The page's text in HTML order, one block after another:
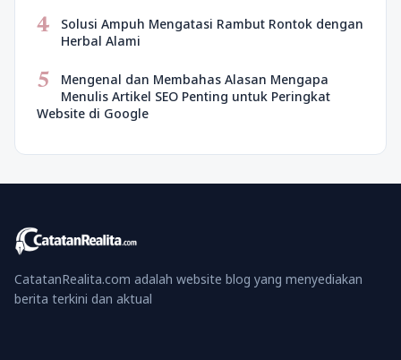
4
Solusi Ampuh Mengatasi Rambut Rontok dengan
Herbal Alami
5
Mengenal dan Membahas Alasan Mengapa
Menulis Artikel SEO Penting untuk Peringkat
Website di Google
CatatanRealita.com adalah website blog yang menyediakan
berita terkini dan aktual